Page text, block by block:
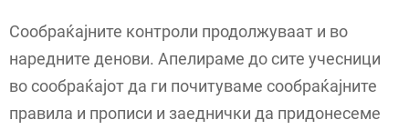
Сообраќајните контроли продолжуваат и во
наредните денови. Апелираме до сите учесници
во сообраќајот да ги почитуваме сообраќајните
правила и прописи и заеднички да придонесеме